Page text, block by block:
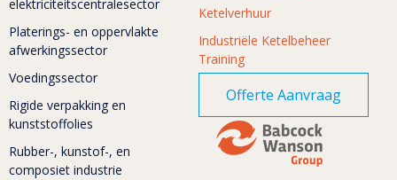
elektriciteitscentralesector
Platerings- en oppervlakte
afwerkingssector
Voedingssector
Rigide verpakking en
kunststoffolies
Rubber-, kunstof-, en
composiet industrie
Ketelverhuur
Industriële Ketelbeheer
Training
Offerte Aanvraag